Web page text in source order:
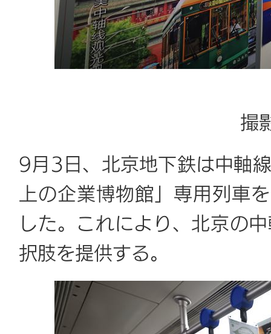
撮
9月3日、北京地下鉄は中軸
上の企業博物館」専用列車
した。これにより、北京の
択肢を提供する。